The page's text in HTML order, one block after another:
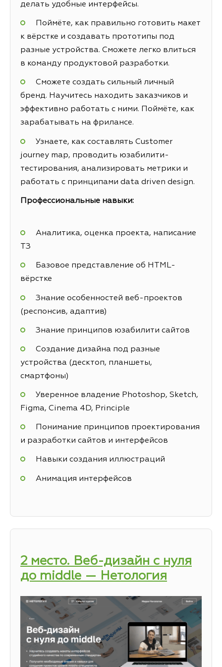
делать удобные интерфейсы.
Поймёте, как правильно готовить макет
к вёрстке и создавать прототипы под
разные устройства. Сможете легко влиться
в команду продуктовой разработки.
Сможете создать сильный личный
бренд. Научитесь находить заказчиков и
эффективно работать с ними. Поймёте, как
зарабатывать на фрилансе.
Узнаете, как составлять Customer
journey map, проводить юзабилити-
тестирования, анализировать метрики и
работать с принципами data driven design.
Профессиональные навыки:
Аналитика, оценка проекта, написание
ТЗ
Базовое представление об HTML-
вёрстке
Знание особенностей веб-проектов
(респонсив, адаптив)
Знание принципов юзабилити сайтов
Создание дизайна под разные
устройства (десктоп, планшеты,
смартфоны)
Уверенное владение Photoshop, Sketch,
Figma, Cinema 4D, Principle
Понимание принципов проектирования
и разработки сайтов и интерфейсов
Навыки создания иллюстраций
Анимация интерфейсов
2 место. Веб-дизайн с нуля
до middle — Нетология